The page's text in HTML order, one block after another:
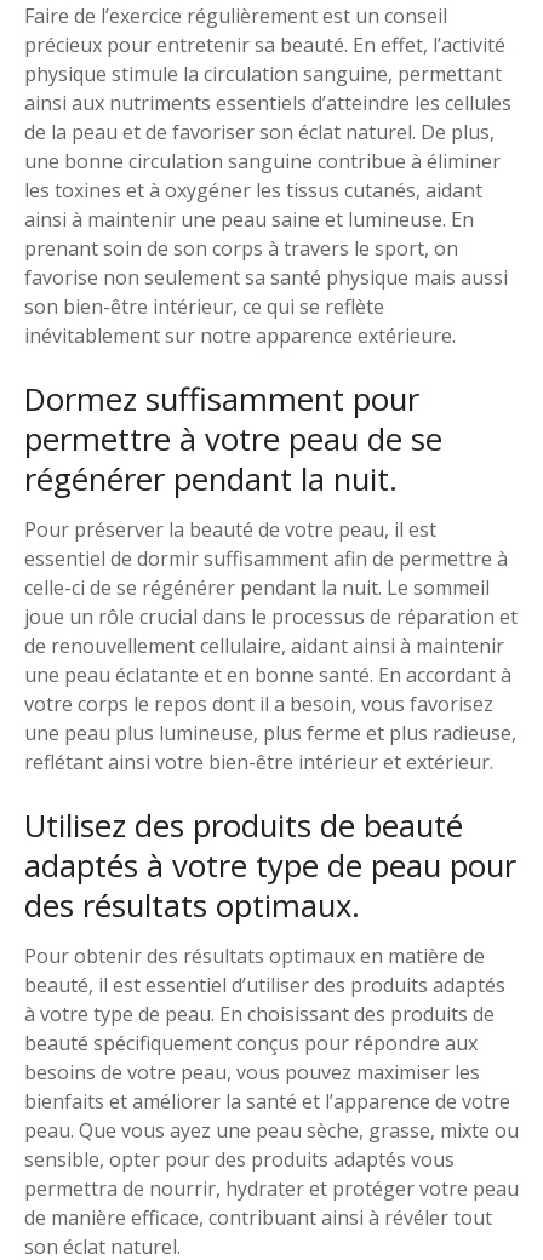
Faire de l’exercice régulièrement est un conseil
précieux pour entretenir sa beauté. En effet, l’activité
physique stimule la circulation sanguine, permettant
ainsi aux nutriments essentiels d’atteindre les cellules
de la peau et de favoriser son éclat naturel. De plus,
une bonne circulation sanguine contribue à éliminer
les toxines et à oxygéner les tissus cutanés, aidant
ainsi à maintenir une peau saine et lumineuse. En
prenant soin de son corps à travers le sport, on
favorise non seulement sa santé physique mais aussi
son bien-être intérieur, ce qui se reflète
inévitablement sur notre apparence extérieure.
Dormez suffisamment pour
permettre à votre peau de se
régénérer pendant la nuit.
Pour préserver la beauté de votre peau, il est
essentiel de dormir suffisamment afin de permettre à
celle-ci de se régénérer pendant la nuit. Le sommeil
joue un rôle crucial dans le processus de réparation et
de renouvellement cellulaire, aidant ainsi à maintenir
une peau éclatante et en bonne santé. En accordant à
votre corps le repos dont il a besoin, vous favorisez
une peau plus lumineuse, plus ferme et plus radieuse,
reflétant ainsi votre bien-être intérieur et extérieur.
Utilisez des produits de beauté
adaptés à votre type de peau pour
des résultats optimaux.
Pour obtenir des résultats optimaux en matière de
beauté, il est essentiel d’utiliser des produits adaptés
à votre type de peau. En choisissant des produits de
beauté spécifiquement conçus pour répondre aux
besoins de votre peau, vous pouvez maximiser les
bienfaits et améliorer la santé et l’apparence de votre
peau. Que vous ayez une peau sèche, grasse, mixte ou
sensible, opter pour des produits adaptés vous
permettra de nourrir, hydrater et protéger votre peau
de manière efficace, contribuant ainsi à révéler tout
son éclat naturel.